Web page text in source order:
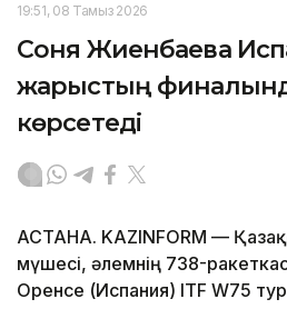
19:51, 08 Тамыз 2026
Соня Жиенбаева
жарыстың
көрсетеді
АСТАНА. KAZINFORM —
мүшесі, әлемнің 738-
Оренсе (Испания) ITF W75